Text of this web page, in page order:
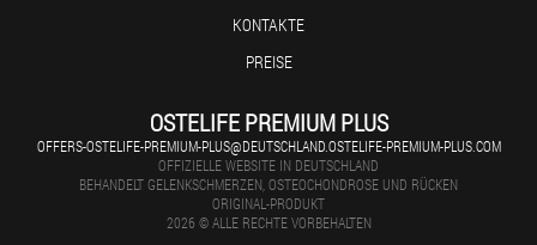
KONTAKTE
PREISE
OSTELIFE PREMIUM PLUS
OFFERS-OSTELIFE-PREMIUM-PLUS@DEUTSCHLAND.OSTELIFE-PREMIUM-PLUS.COM
OFFIZIELLE WEBSITE IN DEUTSCHLAND
BEHANDELT GELENKSCHMERZEN, OSTEOCHONDROSE UND RÜCKEN
ORIGINAL-PRODUKT
2026 © ALLE RECHTE VORBEHALTEN